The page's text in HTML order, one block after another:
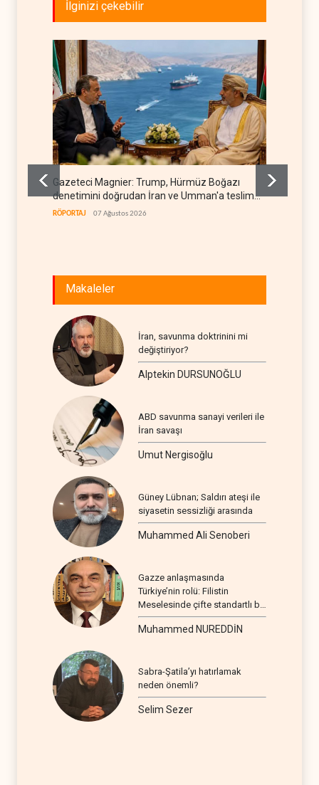
İlginizi çekebilir
Gazeteci Magnier: Trump, Hürmüz Boğazı
denetimini doğrudan İran ve Umman'a teslim
etti
RÖPORTAJ 07 Ağustos 2026
Makaleler
İran, savunma doktrinini mi
değiştiriyor?
Alptekin DURSUNOĞLU
ABD savunma sanayi verileri ile
İran savaşı
Umut Nergisoğlu
Güney Lübnan; Saldırı ateşi ile
siyasetin sessizliği arasında
Muhammed Ali Senoberi
Gazze anlaşmasında
Türkiye’nin rolü: Filistin
Meselesinde çifte standartlı bir
seyir
Muhammed NUREDDİN
Sabra-Şatila’yı hatırlamak
neden önemli?
Selim Sezer